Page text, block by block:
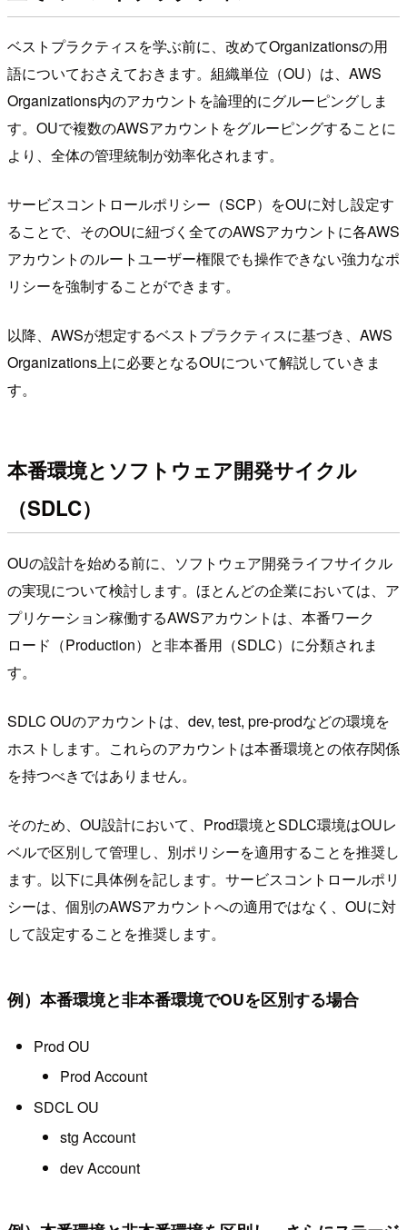
ベストプラクティスを学ぶ前に、改めてOrganizationsの用
語についておさえておきます。組織単位（OU）は、AWS
Organizations内のアカウントを論理的にグルーピングしま
す。OUで複数のAWSアカウントをグルーピングすることに
より、全体の管理統制が効率化されます。
サービスコントロールポリシー（SCP）をOUに対し設定す
ることで、そのOUに紐づく全てのAWSアカウントに各AWS
アカウントのルートユーザー権限でも操作できない強力なポ
リシーを強制することができます。
以降、AWSが想定するベストプラクティスに基づき、AWS
Organizations上に必要となるOUについて解説していきま
す。
本番環境とソフトウェア開発サイクル
（SDLC）
OUの設計を始める前に、ソフトウェア開発ライフサイクル
の実現について検討します。ほとんどの企業においては、ア
プリケーション稼働するAWSアカウントは、本番ワーク
ロード（Production）と非本番用（SDLC）に分類されま
す。
SDLC OUのアカウントは、dev, test, pre-prodなどの環境を
ホストします。これらのアカウントは本番環境との依存関係
を持つべきではありません。
そのため、OU設計において、Prod環境とSDLC環境はOUレ
ベルで区別して管理し、別ポリシーを適用することを推奨し
ます。以下に具体例を記します。サービスコントロールポリ
シーは、個別のAWSアカウントへの適用ではなく、OUに対
して設定することを推奨します。
例）本番環境と非本番環境でOUを区別する場合
Prod OU
Prod Account
SDCL OU
stg Account
dev Account